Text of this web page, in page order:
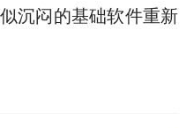
沉闷的基础软件重新